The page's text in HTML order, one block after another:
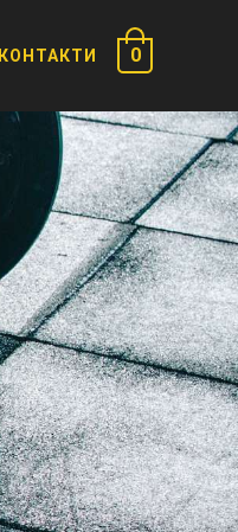
КОНТАКТИ 0